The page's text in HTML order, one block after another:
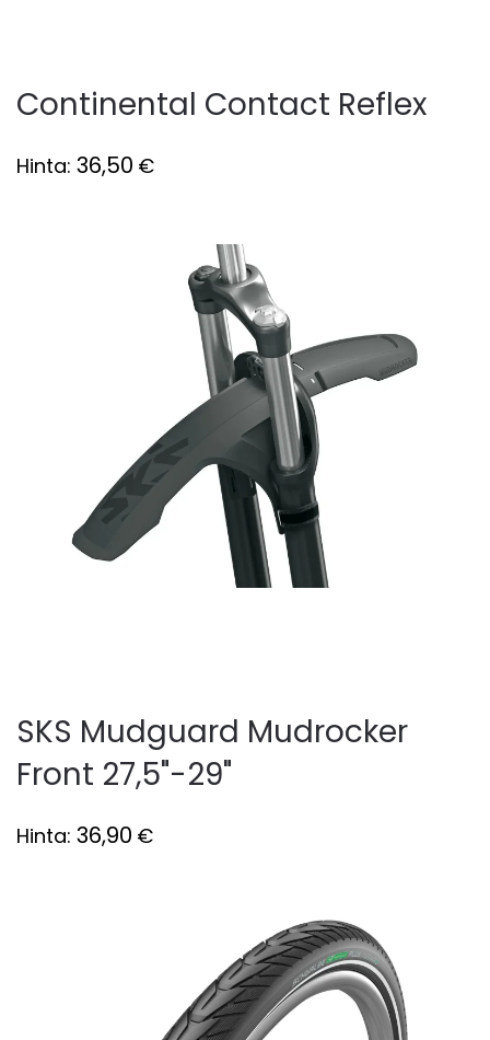
Continental Contact Reflex
Hinta: 36,50 €
SKS Mudguard Mudrocker
Front 27,5"-29"
Hinta: 36,90 €